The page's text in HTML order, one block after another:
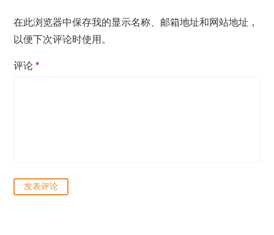
在此浏览器中保存我的显示名称、邮箱地址和网站地址，
以便下次评论时使用。
评论*